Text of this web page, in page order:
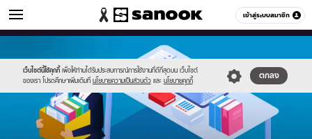
เข้าสู่ระบบสมาชิก
ดูดวง หมวดอื่นๆ
เว็บไซต์นี้ใช้คุกกี้ เพื่อให้ท่านได้รับประสบการณ์การใช้งานที่ดีที่สุดบน เว็บไซต์
ของเรา โปรดศึกษาเพิ่มเติมที่ นโยบายความเป็นส่วนตัว และ นโยบายคุกกี้
ตกลง
//s.isanook.com/sr/0/images/logo-
new-
sanook.png
//s.isanook.com/ho/0/ud/42/213081/484257.jpg